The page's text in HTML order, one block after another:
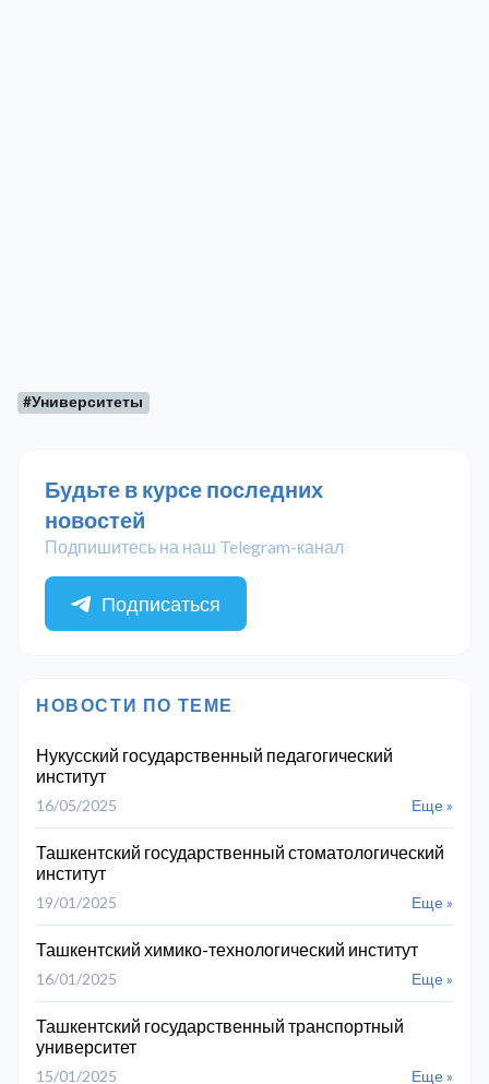
#Университеты
Будьте в курсе последних
новостей
Подпишитесь на наш Telegram-канал
Подписаться
НОВОСТИ ПО ТЕМЕ
Нукусский государственный педагогический
институт
16/05/2025 Еще »
Ташкентский государственный стоматологический
институт
19/01/2025 Еще »
Ташкентский химико-технологический институт
16/01/2025 Еще »
Ташкентский государственный транспортный
университет
15/01/2025 Еще »